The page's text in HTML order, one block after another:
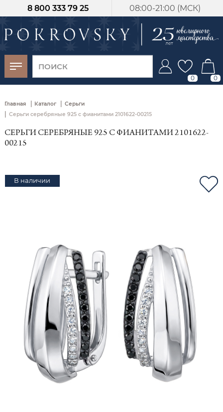
08:00-21:00 (МСК)
8 800 333 79 25
0 0
Главная | Каталог | Серьги
| Серьги серебряные 925 с фианитами 2101622-00215
СЕРЬГИ СЕРЕБРЯНЫЕ 925 С ФИАНИТАМИ 2101622-
00215
В наличии
-30%
от 15 дней с
момента оплаты